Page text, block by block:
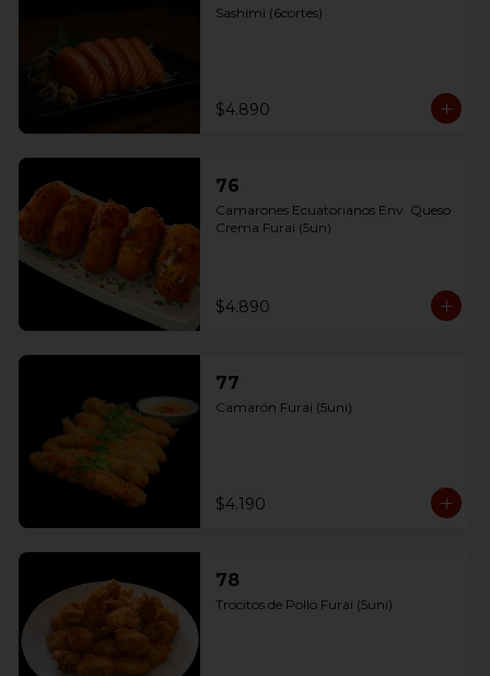
Sashimi (6cortes)
$4.890
76
Camarones Ecuatorianos Env. Queso
Crema Furai (5un)
$4.890
77
Camarón Furai (5uni)
$4.190
78
Trocitos de Pollo Furai (5uni)